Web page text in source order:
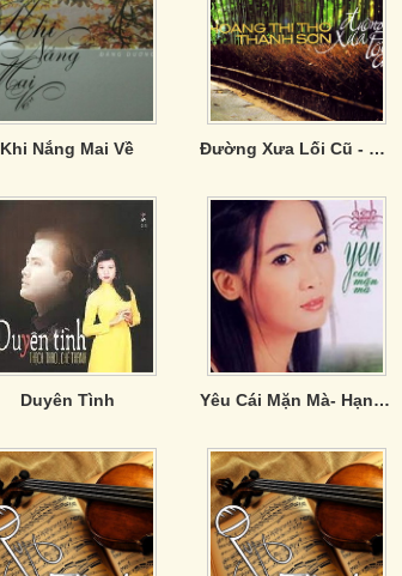
Khi Nắng Mai Về Đường Xưa Lối Cũ - Hoàng Thi Thơ ,Thanh Sơn
Duyên Tình Yêu Cái Mặn Mà- Hạnh Nguyên